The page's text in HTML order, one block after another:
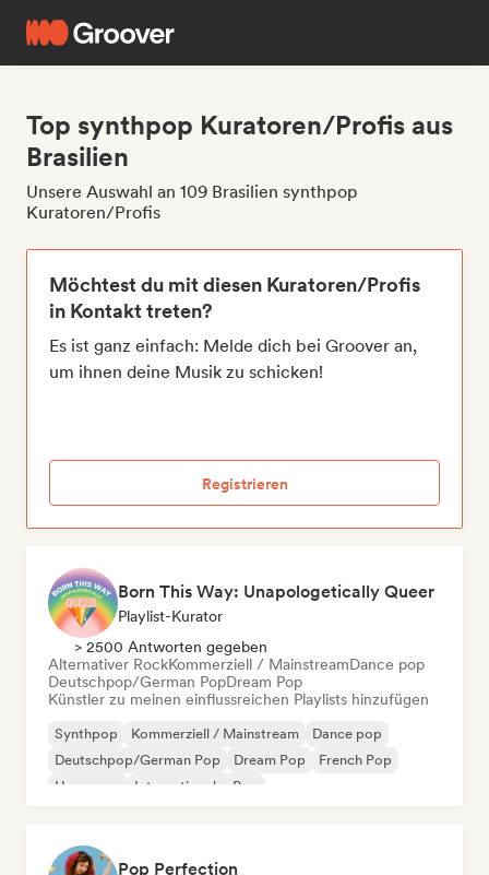
Top synthpop Kuratoren/Profis aus
Brasilien
Unsere Auswahl an 109 Brasilien synthpop
Kuratoren/Profis
Möchtest du mit diesen Kuratoren/Profis
in Kontakt treten?
Es ist ganz einfach: Melde dich bei Groover an,
um ihnen deine Musik zu schicken!
Registrieren
Born This Way: Unapologetically Queer
Playlist-Kurator
> 2500 Antworten gegeben
Alternativer RockKommerziell / MainstreamDance pop
Deutschpop/German PopDream Pop
Künstler zu meinen einflussreichen Playlists hinzufügen
Synthpop Kommerziell / Mainstream
Dance pop
Deutschpop/German Pop
Dream Pop
French Pop
Hyperpop
Internationaler Pop
Pop Perfection